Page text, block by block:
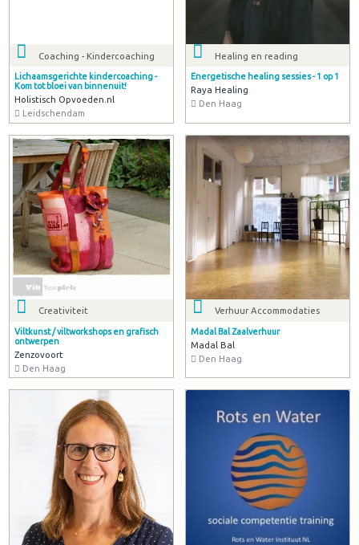
Coaching - Kindercoaching
Lichaamsgerichte kindercoaching -
Kom tot bloei van binnenuit!
Holistisch Opvoeden.nl
Leidschendam
Healing en reading
Energetische healing sessies - 1 op 1
Raya Healing
Den Haag
Creativiteit
Viltkunst / viltworkshops en grafisch
ontwerpen
Zenzovoort
Den Haag
Verhuur Accommodaties
Madal Bal Zaalverhuur
Madal Bal
Den Haag